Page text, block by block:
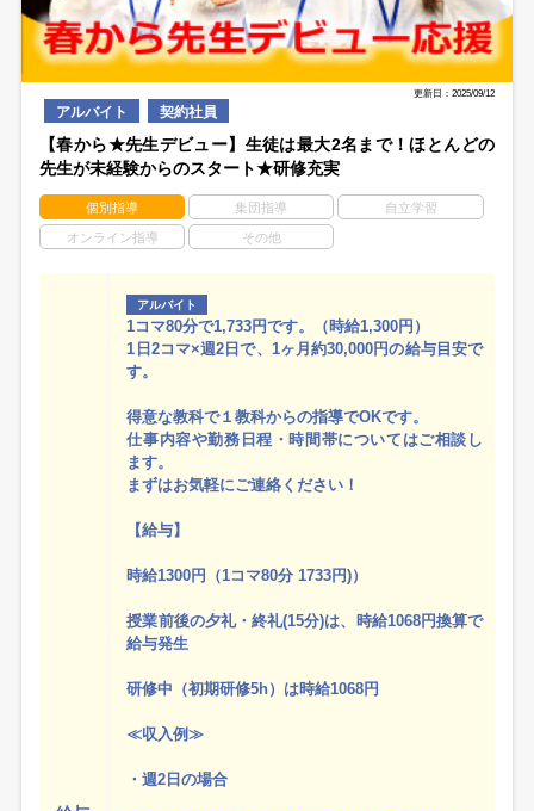
更新日：2025/09/12
アルバイト 契約社員
【春から★先生デビュー】生徒は最大2名まで！ほとんどの
先生が未経験からのスタート★研修充実
個別指導 集団指導 自立学習
オンライン指導 その他
アルバイト
1コマ80分で1,733円です。（時給1,300円）
1日2コマ×週2日で、1ヶ月約30,000円の給与目安で
す。
得意な教科で１教科からの指導でOKです。
仕事内容や勤務日程・時間帯についてはご相談し
ます。
まずはお気軽にご連絡ください！
【給与】
時給1300円（1コマ80分 1733円)）
授業前後の夕礼・終礼(15分)は、時給1068円換算で
給与発生
研修中（初期研修5h）は時給1068円
≪収入例≫
・週2日の場合